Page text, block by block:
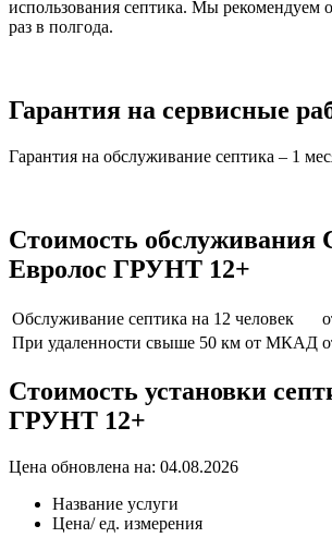
использования септика. Мы рекомендуем
раз в полгода.
Гарантия на сервисные
Гарантия на обслуживание септика – 1
Стоимость обслуживания
Евролос ГРУНТ 12+
Обслуживание септика на 12 человек
При удаленности свыше 50 км от МКАД
Стоимость установки
ГРУНТ 12+
Цена обновлена на: 04.08.2026
Название услуги
Цена/ ед. измерения